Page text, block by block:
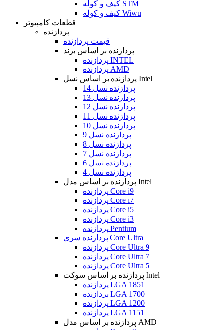
کیف و کوله STM
کیف و کوله Wiwu
قطعات کامپیوتر
پردازنده
قیمت پردازنده
پردازنده بر اساس برند
پردازنده INTEL
پردازنده AMD
پردازنده بر اساس نسل Intel
پردازنده نسل 14
پردازنده نسل 13
پردازنده نسل 12
پردازنده نسل 11
پردازنده نسل 10
پردازنده نسل 9
پردازنده نسل 8
پردازنده نسل 7
پردازنده نسل 6
پردازنده نسل 4
پردازنده بر اساس مدل Intel
پردازنده Core i9
پردازنده Core i7
پردازنده Core i5
پردازنده Core i3
پردازنده Pentium
پردازنده سری Core Ultra
پردازنده Core Ultra 9
پردازنده Core Ultra 7
پردازنده Core Ultra 5
پردازنده بر اساس سوکت Intel
پردازنده LGA 1851
پردازنده LGA 1700
پردازنده LGA 1200
پردازنده LGA 1151
پردازنده بر اساس مدل AMD